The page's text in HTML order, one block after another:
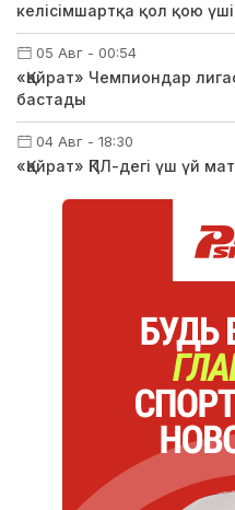
келісімшартқа қол қою
05 Авг - 00:54
«Қайрат» Чемпиондар
бастады
04 Авг - 18:30
«Қайрат» ҚПЛ-дегі үш үй